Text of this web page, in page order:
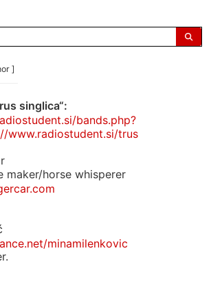
]
singlica“:
bands.php?
www.radiostudent.si/trus
maker/horse whisperer
minamilenkovic